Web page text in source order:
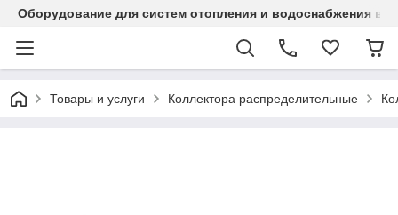
Оборудование для систем отопления и водоснабжения в
Товары и услуги Коллектора распределительные